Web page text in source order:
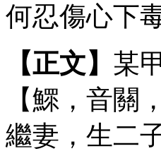
何忍傷心下
【正文】 某
【鰥，音關
繼妻，生二